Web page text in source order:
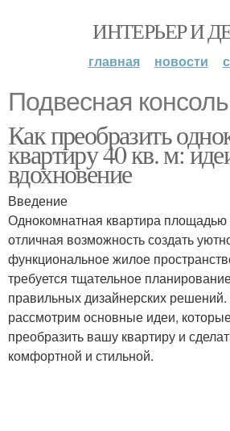
ИНТЕРЬЕР И
главная новости
Подвесная консоль
Как преобразить
квартиру 40 кв. м:
вдохновение
Введение
Однокомнатная квартира площадью
отличная возможность создать
функциональное жилое
требуется тщательное
правильных дизайнерских
рассмотрим основные идеи,
преобразить вашу квартиру и
комфортной и стильной.